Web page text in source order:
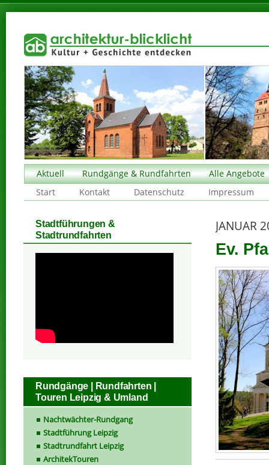
Aktuell Rundgänge & Rundfahrten
Alle Angebote
Start
Kontakt Datenschutz Impressum
JANUAR
Ev.
Stadtführungen &
Stadtrundfahrten
Rundgänge | Rundfahrten |
Touren Leipzig & Umland
Nachtwächter-Rundgang
Stadtführung Leipzig
Stadtrundfahrt Leipzig
ArchitekTouren